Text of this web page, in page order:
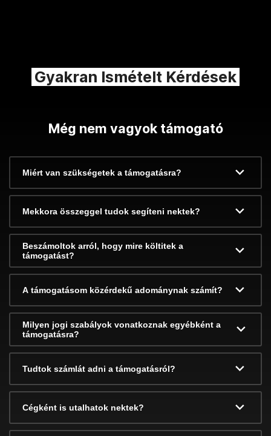
Gyakran Ismételt Kérdések
Még nem vagyok támogató
Miért van szükségetek a támogatásra?
Mekkora összeggel tudok segíteni nektek?
Beszámoltok arról, hogy mire költitek a
támogatást?
A támogatásom közérdekű adománynak számít?
Milyen jogi szabályok vonatkoznak egyébként a
támogatásra?
Tudtok számlát adni a támogatásról?
Cégként is utalhatok nektek?